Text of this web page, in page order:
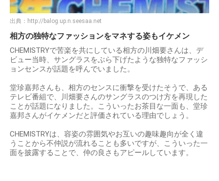
出典： http://balog.up.n.seesaa.net
相方の独特なファッションをマネする姿もイケメン
CHEMISTRYで苦楽を共にしている相方の川畑要さんは、デ
ビュー当時、サングラスをぶら下げたような独特なファッシ
ョンセンスが話題を呼んでいました。
堂珍嘉邦さんも、相方のセンスに衝撃を受けたそうで、ある
テレビ番組で、川畑要さんのサングラスのつけ方を再現した
ことが話題になりました。こういったお茶目な一面も、堂珍
嘉邦さんがイケメンだと評価されている理由でしょう。
CHEMISTRYは、容姿の雰囲気やお互いの趣味趣向が全く違
うことから不仲説が流れることも多いですが、こういった一
面を披露することで、仲の良さもアピールしています。